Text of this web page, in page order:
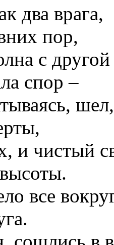
два врага,
пор,
с другой
спор –
шел,
и чистый
все